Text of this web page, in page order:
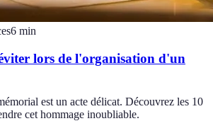
6 min
lors de l'organisation d'un
est un acte délicat. Découvrez les 10
cet hommage inoubliable.